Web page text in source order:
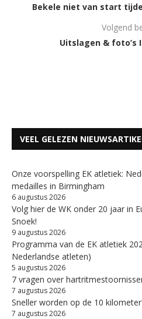
Bekele niet van start
Volgend
Uitslagen & foto’s
VEEL GELEZEN
Onze voorspelling EK atletiek:
medailles in Birmingham
6 augustus 2026
Volg hier de WK onder 20 jaar in
Snoek!
9 augustus 2026
Programma van de EK atletiek
Nederlandse atleten)
5 augustus 2026
7 vragen over
7 augustus 2026
Sneller worden op de 10
7 augustus 2026